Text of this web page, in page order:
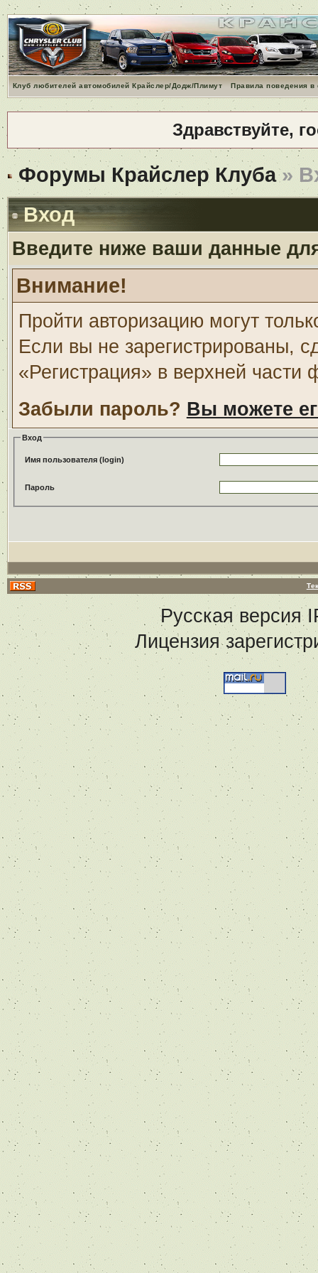
Клуб любителей автомобилей Крайслер/Додж/Плимут Правила поведения
Здравствуйте,
Форумы Крайслер Клуба»
Вход
Введите ниже ваши данные
Внимание!
Пройти авторизацию могут
Если вы не зарегистрированы,
«Регистрация» в верхней части
Забыли пароль? Вы можете
Вход
Имя пользователя (login)
Пароль
Русская версия
Лицензия